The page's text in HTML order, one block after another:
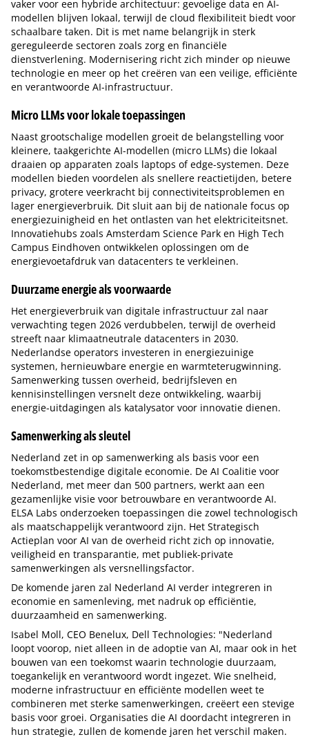
vaker voor een hybride architectuur: gevoelige data en AI-
modellen blijven lokaal, terwijl de cloud flexibiliteit biedt voor
schaalbare taken. Dit is met name belangrijk in sterk
gereguleerde sectoren zoals zorg en financiële
dienstverlening. Modernisering richt zich minder op nieuwe
technologie en meer op het creëren van een veilige, efficiënte
en verantwoorde AI-infrastructuur.
Micro LLMs voor lokale toepassingen
Naast grootschalige modellen groeit de belangstelling voor
kleinere, taakgerichte AI-modellen (micro LLMs) die lokaal
draaien op apparaten zoals laptops of edge-systemen. Deze
modellen bieden voordelen als snellere reactietijden, betere
privacy, grotere veerkracht bij connectiviteitsproblemen en
lager energieverbruik. Dit sluit aan bij de nationale focus op
energiezuinigheid en het ontlasten van het elektriciteitsnet.
Innovatiehubs zoals Amsterdam Science Park en High Tech
Campus Eindhoven ontwikkelen oplossingen om de
energievoetafdruk van datacenters te verkleinen.
Duurzame energie als voorwaarde
Het energieverbruik van digitale infrastructuur zal naar
verwachting tegen 2026 verdubbelen, terwijl de overheid
streeft naar klimaatneutrale datacenters in 2030.
Nederlandse operators investeren in energiezuinige
systemen, hernieuwbare energie en warmteterugwinning.
Samenwerking tussen overheid, bedrijfsleven en
kennisinstellingen versnelt deze ontwikkeling, waarbij
energie-uitdagingen als katalysator voor innovatie dienen.
Samenwerking als sleutel
Nederland zet in op samenwerking als basis voor een
toekomstbestendige digitale economie. De AI Coalitie voor
Nederland, met meer dan 500 partners, werkt aan een
gezamenlijke visie voor betrouwbare en verantwoorde AI.
ELSA Labs onderzoeken toepassingen die zowel technologisch
als maatschappelijk verantwoord zijn. Het Strategisch
Actieplan voor AI van de overheid richt zich op innovatie,
veiligheid en transparantie, met publiek-private
samenwerkingen als versnellingsfactor.
De komende jaren zal Nederland AI verder integreren in
economie en samenleving, met nadruk op efficiëntie,
duurzaamheid en samenwerking.
Isabel Moll, CEO Benelux, Dell Technologies: "Nederland
loopt voorop, niet alleen in de adoptie van AI, maar ook in het
bouwen van een toekomst waarin technologie duurzaam,
toegankelijk en verantwoord wordt ingezet. Wie snelheid,
moderne infrastructuur en efficiënte modellen weet te
combineren met sterke samenwerkingen, creëert een stevige
basis voor groei. Organisaties die AI doordacht integreren in
hun strategie, zullen de komende jaren het verschil maken.